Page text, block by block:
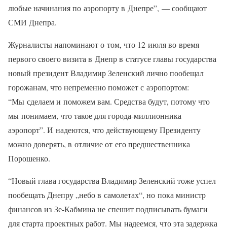
любые начинания по аэропорту в Днепре”, — сообщают
СМИ Днепра.
Журналисты напоминают о том, что 12 июля во время
первого своего визита в Днепр в статусе главы государства
новый президент Владимир Зеленский лично пообещал
горожанам, что непременно поможет с аэропортом:
“Мы сделаем и поможем вам. Средства будут, потому что
мы понимаем, что такое для города-миллионника
аэропорт”. И надеются, что действующему Президенту
можно доверять, в отличие от его предшественника
Порошенко.
“Новый глава государства Владимир Зеленский тоже успел
пообещать Днепру „небо в самолетах“, но пока министр
финансов из Зе-Кабмина не спешит подписывать бумаги
для старта проектных работ. Мы надеемся, что эта задержка